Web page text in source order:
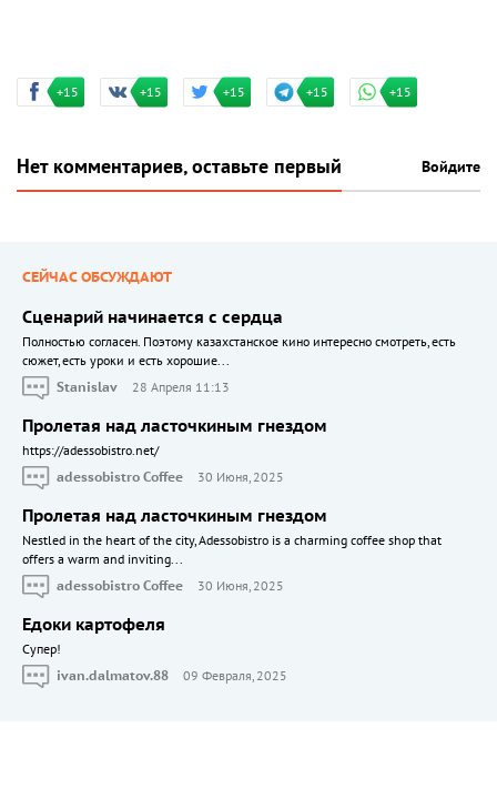
+15 +15 +15 +15 +15
Нет комментариев, оставьте первый Войдите
СЕЙЧАС ОБСУЖДАЮТ
Сценарий начинается с сердца
Полностью согласен. Поэтому казахстанское кино интересно смотреть, есть
сюжет, есть уроки и есть хорошие...
Stanislav
28 Апреля 11:13
Пролетая над ласточкиным гнездом
https://adessobistro.net/
adessobistro Coffee
30 Июня, 2025
Пролетая над ласточкиным гнездом
Nestled in the heart of the city, Adessobistro is a charming coffee shop that
offers a warm and inviting...
adessobistro Coffee
30 Июня, 2025
Едоки картофеля
Cупер!
ivan.dalmatov.88
09 Февраля, 2025